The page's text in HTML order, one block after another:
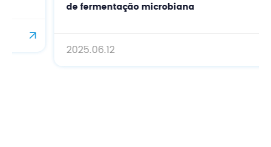
de fermentação microbiana
2025.06.12